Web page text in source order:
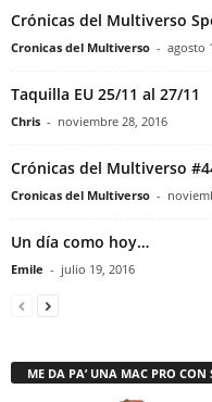
Crónicas del Multiverso
Cronicas del Multiverso - agosto
Taquilla EU 25/11 al 27/11
Chris - noviembre 28, 2016
Crónicas del Multiverso
Cronicas del Multiverso -
Un día como hoy…
Emile - julio 19, 2016
ME DA PA’ UNA MAC PRO CON